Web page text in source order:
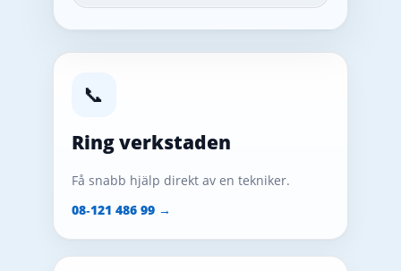
📞
Ring verkstaden
Få snabb hjälp direkt av en tekniker.
08‑121 486 99 →